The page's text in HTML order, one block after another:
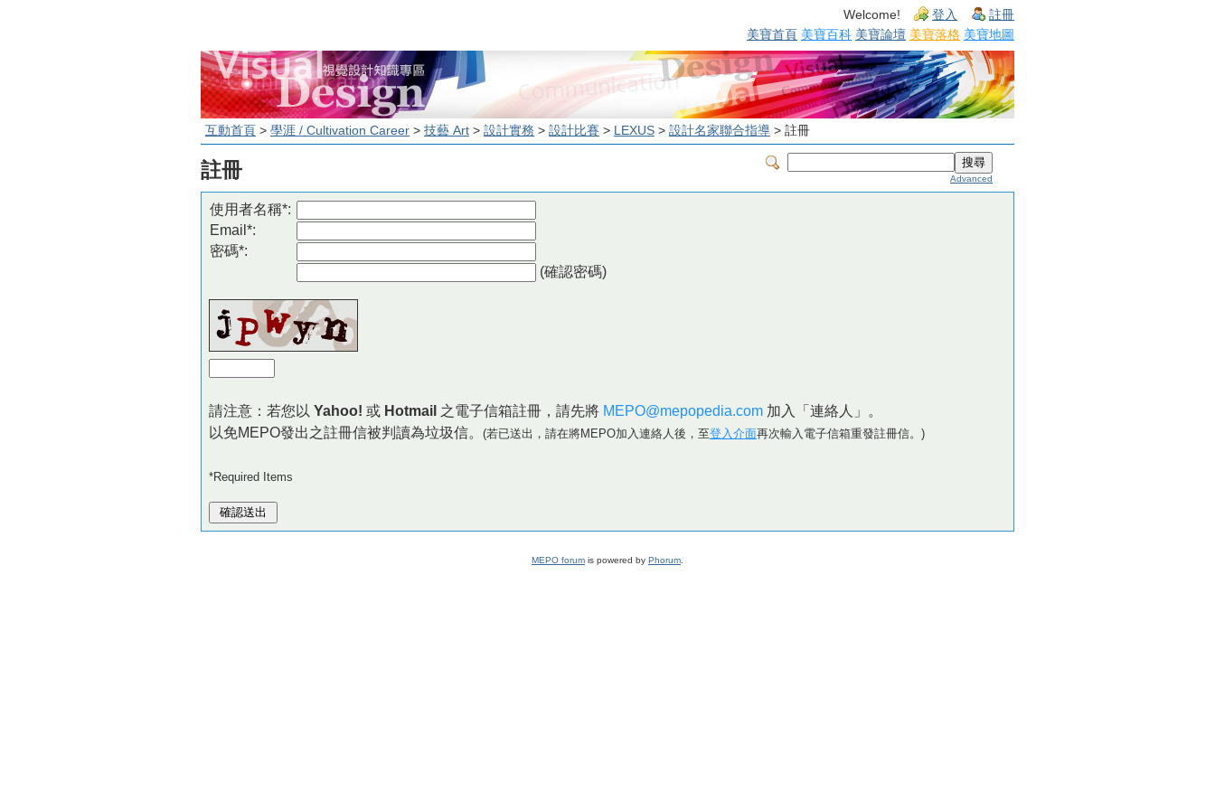
Welcome! 登入 註冊
美寶首頁 美寶百科 美寶論壇 美寶落格 美寶地圖
互動首頁 > 學涯 / Cultivation Career > 技藝 Art > 設計實務 > 設計比賽 > LEXUS > 設計名家聯合指導 > 註冊
Advanced
註冊
使用者名稱*:
Email*:
密碼*:
(確認密碼)
請注意：若您以 Yahoo! 或 Hotmail 之電子信箱註冊，請先將 MEPO@mepopedia.com 加入「連絡人」。
以免MEPO發出之註冊信被判讀為垃圾信。 (若已送出，請在將MEPO加入連絡人後，至登入介面再次輸入電子信箱重發註冊信。)
*Required Items
MEPO forum is powered by Phorum